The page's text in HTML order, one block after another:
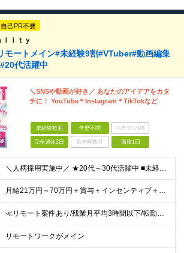
自己PR不要
ｉｔｙ
モートメイン#未経験9割#VTuber#動画編集
代活躍中
＼SNSや動画が好き／ あなたのアイデアをカタ
チに！ YouTube＊Instagram＊TikTokなど
未経験歓迎 学歴不問 ベテランOK
完全週休2日 賞与複数月 面接1回
＼人柄採用実施中／ ★20代～30代活躍中 ■未経験OK ■学歴不問 ■第二新卒歓迎 ■ブランクOK 【こんな方、ぴったりです！】 □ コミュニケーションを大切にできる方 →チーム連携やクライアント
月給21万円～70万円＋賞与＋インセンティブ＋各種手当 ◎インセンティブ 5万～90万円等の支給実績あり！ 貴方の頑張りをしっかり評価します。 【各種手当】 ■賞与年1回 ■昇給年1回（初年度は2
≪リモート案件あり/残業月平均3時間以下/転勤なし/駅から徒歩4分≫ 東京本社、または関東・関西のプロジェクト先 【本社】 東京都豊島区東池袋一丁目17番11号 パークハイツ池袋1105号 【大阪
リモートワークがメイン